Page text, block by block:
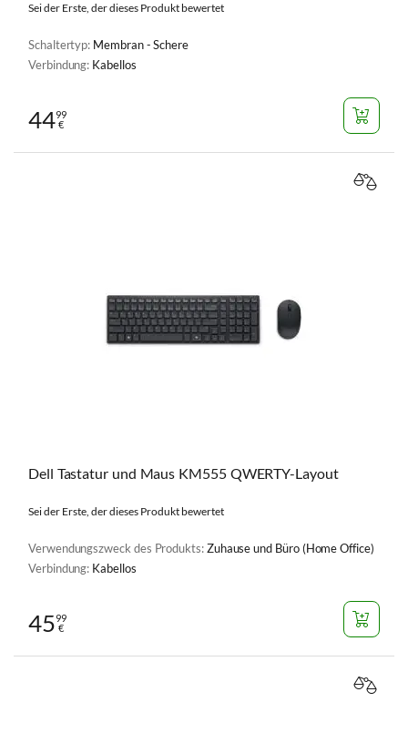
Sei der Erste, der dieses Produkt bewertet
Schaltertyp: Membran - Schere
Verbindung: Kabellos
4499
€
Dell Tastatur und Maus KM555 QWERTY-Layout
Sei der Erste, der dieses Produkt bewertet
Verwendungszweck des Produkts:Zuhause und Büro (Home Office)
Verbindung: Kabellos
4599
€